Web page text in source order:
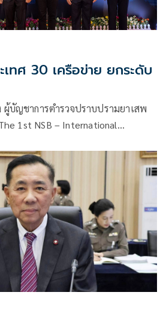
ทศ 30 เครือข่าย ยกระดับ
บัญชาการตำรวจปราบปรามยาเสพ
1st NSB – International
ด